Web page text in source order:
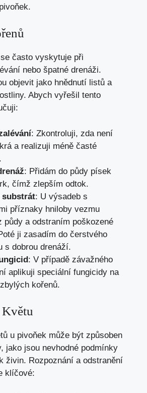
často vyskytuje při
nebo špatné drenáži.
objevit jako hnědnutí listů a
Abych vyřešil tento
: Zkontroluji, zda není
a realizuji méně časté
: Přidám do půdy písek
čímž zlepším odtok.
substrát: U výsadeb s
příznaky hniloby vezmu
půdy a odstraním poškozené
ji zasadím do čerstvého
s dobrou drenáží.
: V případě závažného
aplikuji speciální fungicidy na
kořenů.
u pivoňek může být způsoben
jako jsou nevhodné podmínky
živin. Rozpoznání a odstranění
klíčové: